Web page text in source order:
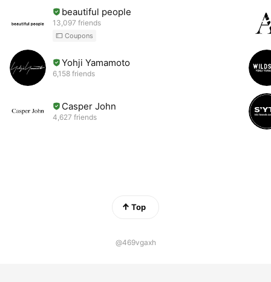
beautiful people
13,097 friends
Coupons
Yohji Yamamoto
6,158 friends
Casper John
4,627 friends
Top
@469vgaxh